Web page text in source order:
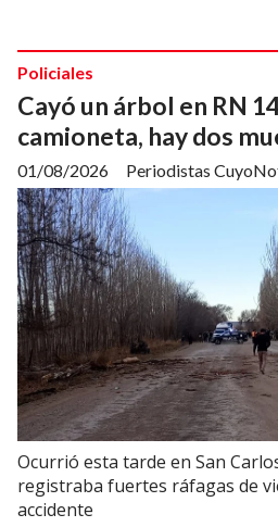
Cayó un árbol en RN
camioneta, hay dos
Periodistas
Policiales
01/08/2026
Ocurrió esta tarde en San
registraba fuertes ráfagas de
accidente